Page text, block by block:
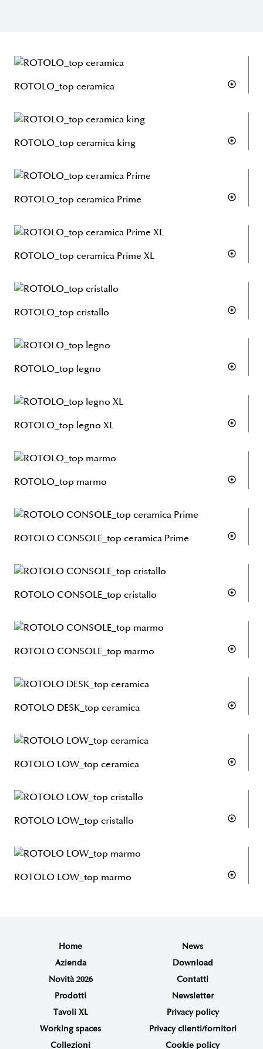
ROTOLO_top ceramica
ROTOLO_top ceramica king
ROTOLO_top ceramica Prime
ROTOLO_top ceramica Prime XL
ROTOLO_top cristallo
ROTOLO_top legno
ROTOLO_top legno XL
ROTOLO_top marmo
ROTOLO CONSOLE_top ceramica Prime
ROTOLO CONSOLE_top cristallo
ROTOLO CONSOLE_top marmo
ROTOLO DESK_top ceramica
ROTOLO LOW_top ceramica
ROTOLO LOW_top cristallo
ROTOLO LOW_top marmo
Home
Azienda
Novità 2026
Prodotti
Tavoli XL
Working spaces
Collezioni
News
Download
Contatti
Newsletter
Privacy policy
Privacy clienti/fornitori
Cookie policy